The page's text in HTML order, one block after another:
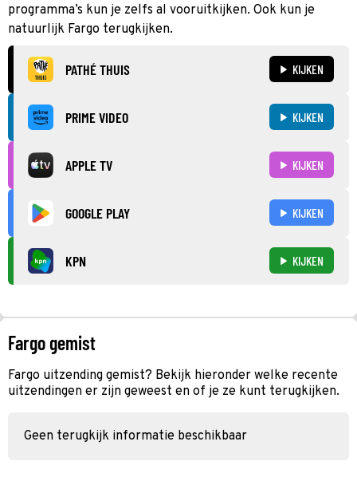
programma’s kun je zelfs al vooruitkijken. Ook kun je
natuurlijk Fargo terugkijken.
PATHÉ THUIS KIJKEN
PRIME VIDEO KIJKEN
APPLE TV KIJKEN
GOOGLE PLAY KIJKEN
KPN KIJKEN
Fargo gemist
Fargo uitzending gemist? Bekijk hieronder welke recente
uitzendingen er zijn geweest en of je ze kunt terugkijken.
Geen terugkijk informatie beschikbaar